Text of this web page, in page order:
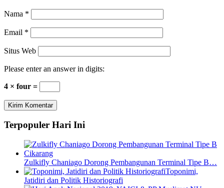
Nama *
Email *
Situs Web
Please enter an answer in digits:
4 × four =
Terpopuler Hari Ini
Zulkifly Chaniago Dorong Pembangunan Terminal Tipe B…
Toponimi,
Jatidiri dan Politik Historiografi